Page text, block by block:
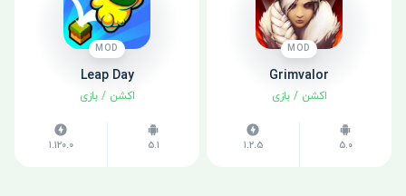
MOD
Grimvalor
اکشن /بازی
5.0
1.2.5
MOD
Leap Day
اکشن /بازی
5.1
1.120.0